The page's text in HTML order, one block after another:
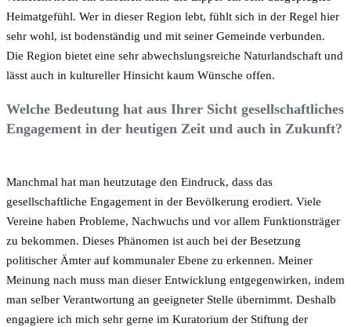
Heimatgefühl. Wer in dieser Region lebt, fühlt sich in der Regel hier
sehr wohl, ist bodenständig und mit seiner Gemeinde verbunden.
Die Region bietet eine sehr abwechslungsreiche Naturlandschaft und
lässt auch in kultureller Hinsicht kaum Wünsche offen.
Welche Bedeutung hat aus Ihrer Sicht gesellschaftliches
Engagement in der heutigen Zeit und auch in Zukunft?
Manchmal hat man heutzutage den Eindruck, dass das
gesellschaftliche Engagement in der Bevölkerung erodiert. Viele
Vereine haben Probleme, Nachwuchs und vor allem Funktionsträger
zu bekommen. Dieses Phänomen ist auch bei der Besetzung
politischer Ämter auf kommunaler Ebene zu erkennen. Meiner
Meinung nach muss man dieser Entwicklung entgegenwirken, indem
man selber Verantwortung an geeigneter Stelle übernimmt. Deshalb
engagiere ich mich sehr gerne im Kuratorium der Stiftung der